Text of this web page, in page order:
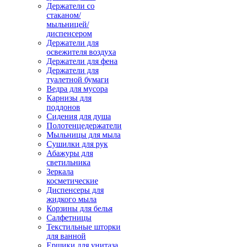
Держатели со
стаканом/
мыльницей/
диспенсером
Держатели для
освежителя воздуха
Держатели для фена
Держатели для
туалетной бумаги
Ведра для мусора
Карнизы для
поддонов
Сидения для душа
Полотенцедержатели
Мыльницы для мыла
Сушилки для рук
Абажуры для
светильника
Зеркала
косметические
Диспенсеры для
жидкого мыла
Корзины для белья
Салфетницы
Текстильные шторки
для ванной
Ершики для унитаза